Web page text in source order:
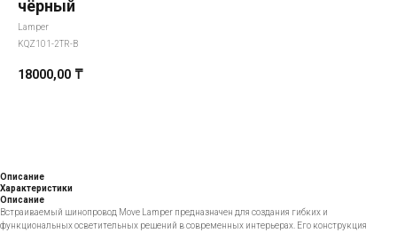
чёрный
Lamper
KQZ101-2TR-B
18000,00 ₸
Описание
Характеристики
Описание
Встраиваемый шинопровод Move Lamper предназначен для создания гибких и
функциональных осветительных решений в современных интерьерах. Его конструкция